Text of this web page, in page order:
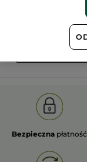
Pokaż
OLD
Bezpieczna płatność